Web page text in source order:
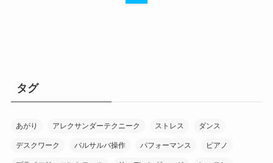
タグ
あがり アレクサンダーテクニーク ストレス ダンス
デスクワーク バルサルバ操作 パフォーマンス ピアノ